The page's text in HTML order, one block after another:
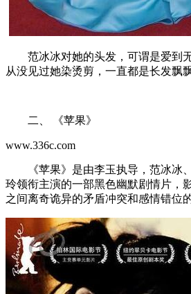
范冰冰对她的头发，可谓是爱到无
从没见过她染烫剪，一直都是长发飘飘
二、 《苹果》
www.336c.com
《苹果》是由李玉执导，范冰冰
玲领衔主演的一部黑色幽默剧情片，
之间离奇诡异的矛盾冲突和感情错位